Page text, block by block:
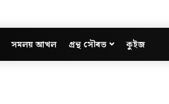
সমলয় আখল গ্ৰন্থ সৌৰভ কুইজ